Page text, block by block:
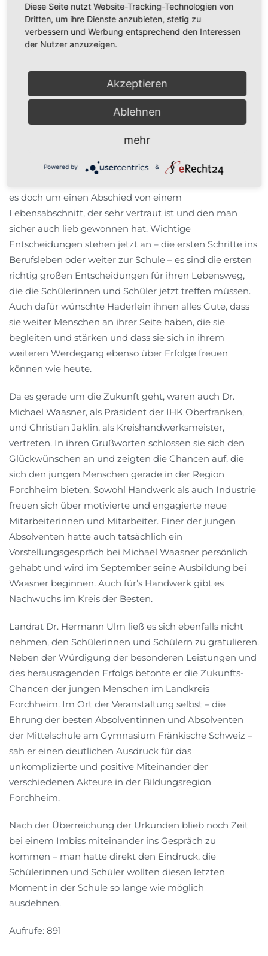
Schweiz bei Oberstudiendirektor Siegfried Reck und
schloss sich seinen Glückwünschen an.
Schülerinnen und Schüler begleitet, unterstützt und
gefördert – ihr Kommen heute zeigt, dass ihnen die
jungen Leute wichtig sind. Vor allem aber ist es eine
Leistung, die die Schülerinnen und Schüler selbst
geschafft hatten, indem sie sich immer wieder selbst
wenn es für die Schülerinnen und Schüler hier heute
es doch um einen Abschied von einem
Lebensabschnitt, der sehr vertraut ist und den man
sicher auch lieb gewonnen hat. Wichtige
Entscheidungen stehen jetzt an – die ersten Schritte ins
Berufsleben oder weiter zur Schule – es sind die ersten
richtig großen Entscheidungen für ihren Lebensweg,
die die Schülerinnen und Schüler jetzt treffen müssen.
Auch dafür wünschte Haderlein ihnen alles Gute, dass
sie weiter Menschen an ihrer Seite haben, die sie
begleiten und stärken und dass sie sich in ihrem
weiteren Werdegang ebenso über Erfolge freuen
können wie heute.
Da es gerade um die Zukunft geht, waren auch Dr.
Michael Waasner, als Präsident der IHK Oberfranken,
und Christian Jaklin, als Kreishandwerksmeister,
vertreten. In ihren Grußworten schlossen sie sich den
Glückwünschen an und zeigten die Chancen auf, die
sich den jungen Menschen gerade in der Region
Forchheim bieten. Sowohl Handwerk als auch Industrie
freuen sich über motivierte und engagierte neue
Mitarbeiterinnen und Mitarbeiter. Einer der jungen
Absolventen hatte auch tatsächlich ein
Vorstellungsgespräch bei Michael Waasner persönlich
gehabt und wird im September seine Ausbildung bei
Waasner beginnen. Auch für’s Handwerk gibt es
Nachwuchs im Kreis der Besten.
Landrat Dr. Hermann Ulm ließ es sich ebenfalls nicht
nehmen, den Schülerinnen und Schülern zu gratulieren.
Neben der Würdigung der besonderen Leistungen und
des herausragenden Erfolgs betonte er die Zukunfts-
Chancen der jungen Menschen im Landkreis
Forchheim. Im Ort der Veranstaltung selbst – die
Ehrung der besten Absolventinnen und Absolventen
der Mittelschule am Gymnasium Fränkische Schweiz –
sah er einen deutlichen Ausdruck für das
unkomplizierte und positive Miteinander der
verschiedenen Akteure in der Bildungsregion
Forchheim.
Nach der Überreichung der Urkunden blieb noch Zeit
bei einem Imbiss miteinander ins Gespräch zu
kommen – man hatte direkt den Eindruck, die
Schülerinnen und Schüler wollten diesen letzten
Moment in der Schule so lange wie möglich
ausdehnen.
Aufrufe: 891
Diese Seite nutzt Website-Tracking-Technologien von
Dritten, um ihre Dienste anzubieten, stetig zu
verbessern und Werbung entsprechend den Interessen
der Nutzer anzuzeigen.
Akzeptieren
Ablehnen
mehr
Powered by &